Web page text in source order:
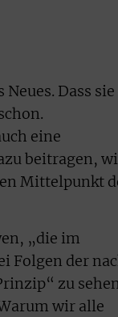
Dass sie
eine
beitragen,
Mittelpunkt
„die im
Folgen der
zu
wir alle